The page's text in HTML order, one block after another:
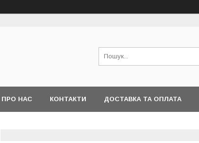
ПРО НАС КОНТАКТИ ДОСТАВКА ТА ОПЛАТА